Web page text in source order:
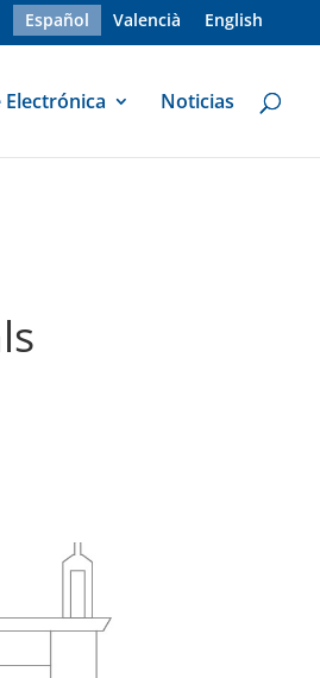
Español Valencià English
Electrónica Noticias